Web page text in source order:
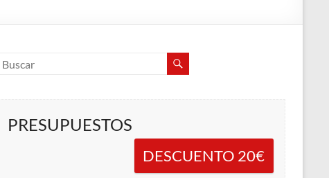
PRESUPUESTOS
DESCUENTO 20€